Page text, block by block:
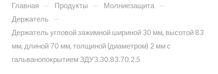
Главная — Продукты — Молниезащита —
Держатель —
Держатель угловой зажимной шириной 30 мм, высотой 83
мм, длиной 70 мм, толщиной (диаметром) 2 мм с
гальванопокрытием ЗДУЗ.30.83.70.2.5